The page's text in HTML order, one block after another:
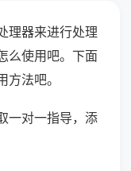
理器来进行处理
么使用吧。下面
法吧。
一对一指导，添